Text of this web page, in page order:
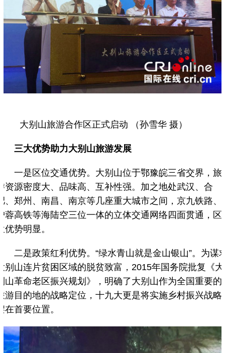
大别山旅游合作区正式启动 （孙雪华 摄）
三大优势助力大别山旅游发展
是区位交通优势。大别山位于鄂豫皖三省交界，旅
资源密度大、品味高、互补性强。加之地处武汉、合
、郑州、南昌、南京等几座重大城市之间，京九铁路、
蓉高铁等海陆空三位一体的立体交通网络四面贯通，区
优势明显。
是政策红利优势。“绿水青山就是金山银山”。为谋
别山连片贫困区域的脱贫致富，2015年国务院批复《大
山革命老区振兴规划》，明确了大别山作为全国重要的
游目的地的战略定位，十九大更是将实施乡村振兴战略
在首要位置。